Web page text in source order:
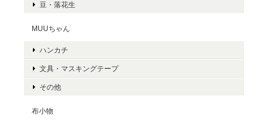
豆・落花生
MUUちゃん
ハンカチ
文具・マスキングテープ
その他
布小物